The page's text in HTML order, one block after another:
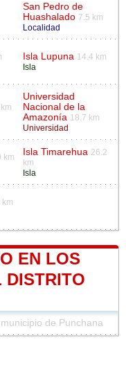
San Pedro de
Huashalado 7.5 km
Localidad
Isla Lupuna 14.4 km
Isla
Universidad
Nacional de la
Amazonía 18.7 km
Universidad
km
Isla Timarehua 26.2
km
Isla
km
EN LOS
DISTRITO
de Punchana